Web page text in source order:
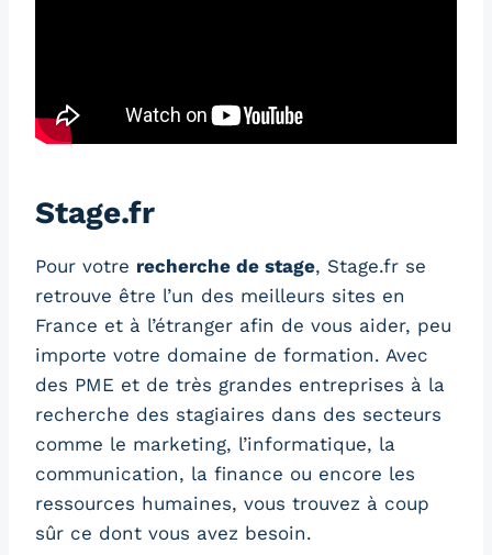
Stage.fr
Pour votre recherche de stage, Stage.fr se
retrouve être l’un des meilleurs sites en
France et à l’étranger afin de vous aider, peu
importe votre domaine de formation. Avec
des PME et de très grandes entreprises à la
recherche des stagiaires dans des secteurs
comme le marketing, l’informatique, la
communication, la finance ou encore les
ressources humaines, vous trouvez à coup
sûr ce dont vous avez besoin.